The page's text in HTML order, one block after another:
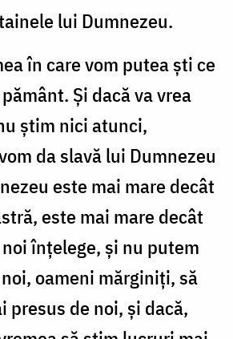
lui Dumnezeu.
în care vom putea ști ce
Și dacă va vrea
știm nici atunci,
da slavă lui Dumnezeu
este mai mare decât
este mai mare decât
înțelege, și nu putem
oameni mărginiți, să
presus de noi, și dacă,